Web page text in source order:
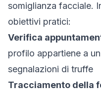
somiglianza facciale.
obiettivi pratici:
Verifica
profilo appartiene a
segnalazioni di truffe
Tracciamento della